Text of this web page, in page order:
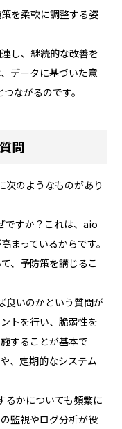
を柔軟に調整する姿
し、継続的な改善を
データに基づいた意
ながるのです。
問
のようなものがあり
ですか？これは、aio
まっているからです。
、予防策を講じるこ
良いのかという質問が
トを行い、脆弱性を
することが基本で
、定期的なシステム
るかについても頻繁に
監視やログ分析が役